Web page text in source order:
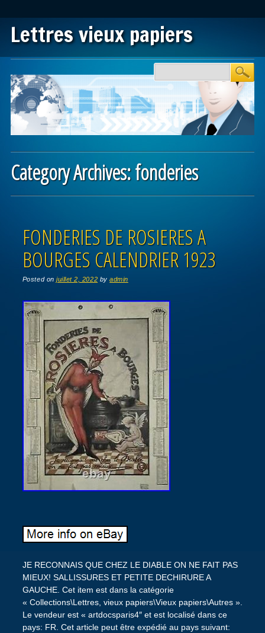
Lettres vieux papiers
Main menu
Category Archives:fonderies
FONDERIES DE ROSIERES A
BOURGES CALENDRIER 1923
Posted onjuillet 2, 2022 byadmin
JE RECONNAIS QUE CHEZ LE DIABLE ON NE FAIT PAS
MIEUX! SALLISSURES ET PETITE DECHIRURE A
GAUCHE. Cet item est dans la catégorie
« Collections\Lettres, vieux papiers\Vieux papiers\Autres ».
Le vendeur est « artdocsparis4″ et est localisé dans ce
pays: FR. Cet article peut être expédié au pays suivant: